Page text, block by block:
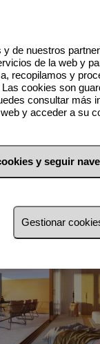
de nuestros
de la web y
recopilamos y
cookies son
consultar más
y acceder a su
y seguir
Gestionar